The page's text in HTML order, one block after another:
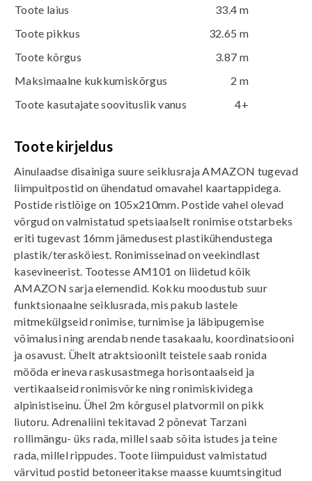
Toote laius
33.4 m
Toote pikkus
32.65 m
Toote kõrgus
3.87 m
Maksimaalne kukkumiskõrgus
2 m
Toote kasutajate soovituslik vanus
4+
Toote kirjeldus
Ainulaadse disainiga suure seiklusraja AMAZON tugevad
liimpuitpostid on ühendatud omavahel kaartappidega.
Postide ristlõige on 105x210mm. Postide vahel olevad
võrgud on valmistatud spetsiaalselt ronimise otstarbeks
eriti tugevast 16mm jämedusest plastikühendustega
plastik/terasköiest. Ronimisseinad on veekindlast
kasevineerist. Tootesse AM101 on liidetud kõik
AMAZON sarja elemendid. Kokku moodustub suur
funktsionaalne seiklusrada, mis pakub lastele
mitmekülgseid ronimise, turnimise ja läbipugemise
võimalusi ning arendab nende tasakaalu, koordinatsiooni
ja osavust. Ühelt atraktsioonilt teistele saab ronida
mööda erineva raskusastmega horisontaalseid ja
vertikaalseid ronimisvõrke ning ronimiskividega
alpinistiseinu. Ühel 2m kõrgusel platvormil on pikk
liutoru. Adrenaliini tekitavad 2 põnevat Tarzani
rollimängu- üks rada, millel saab sõita istudes ja teine
rada, millel rippudes. Toote liimpuidust valmistatud
värvitud postid betoneeritakse maasse kuumtsingitud